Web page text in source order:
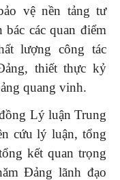
vệ nền tảng tư
các quan điểm
lượng công tác
thiết thực kỷ
quang vinh.
Lý luận Trung
cứu lý luận, tổng
kết quan trọng
Đảng lãnh đạo